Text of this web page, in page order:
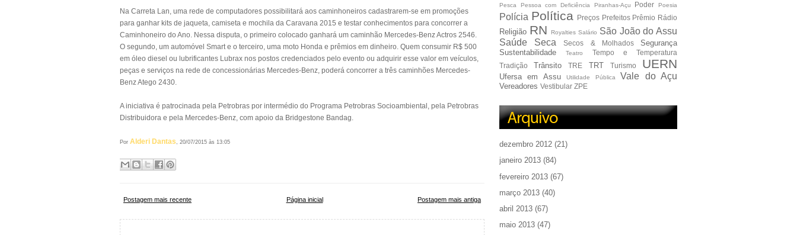
Na Carreta Lan, uma rede de computadores possibilitará aos caminhoneiros cadastrarem-se em promoções
para ganhar kits de jaqueta, camiseta e mochila da Caravana 2015 e testar conhecimentos para concorrer a
Caminhoneiro do Ano. Nessa disputa, o primeiro colocado ganhará um caminhão Mercedes-Benz Actros 2546.
O segundo, um automóvel Smart e o terceiro, uma moto Honda e prêmios em dinheiro. Quem consumir R$ 500
em óleo diesel ou lubrificantes Lubrax nos postos credenciados pelo evento ou adquirir esse valor em veículos,
peças e serviços na rede de concessionárias Mercedes-Benz, poderá concorrer a três caminhões Mercedes-
Benz Atego 2430.
A iniciativa é patrocinada pela Petrobras por intermédio do Programa Petrobras Socioambiental, pela Petrobras
Distribuidora e pela Mercedes-Benz, com apoio da Bridgestone Bandag.
Por Alderi Dantas, 20/07/2015 às 13:05
Postagem mais recente Postagem mais antiga
Página inicial
Pesca
Pessoa com Deficiência Piranhas-Açu Poder Poesia
Polícia Política Preços Prefeitos Prêmio Rádio
Religião RN Royalties Salário São João do Assu
Saúde
Seca Secos & Molhados
Segurança
Sustentabilidade
Teatro
Tempo e Temperatura
Tradição
Trânsito TRE TRT Turismo UERN
Ufersa em Assu Utilidade Pública Vale do Açu
Vereadores Vestibular ZPE
dezembro 2012 (21)
janeiro 2013 (84)
fevereiro 2013 (67)
março 2013 (40)
abril 2013 (67)
maio 2013 (47)